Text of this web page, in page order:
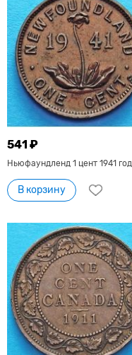
541 ₽
Ньюфаундленд 1 цент 1941 год.
В корзину